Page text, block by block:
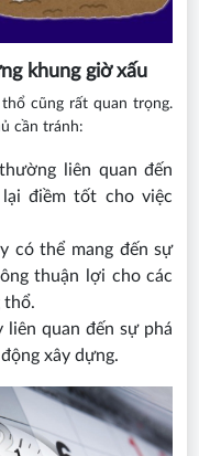
khung giờ xấu
cũng rất quan trọng.
cần tránh:
liên quan đến
điềm tốt cho việc
có thể mang đến sự
thuận lợi cho các
thổ.
liên quan đến sự phá
xây dựng.